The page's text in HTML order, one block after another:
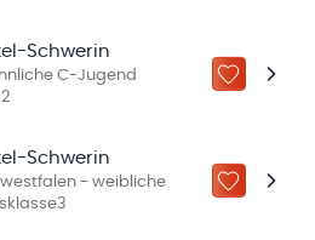
Schwerin
C-Jugend
ZU „MEINE
Schwerin
- weibliche
ZU „MEINE